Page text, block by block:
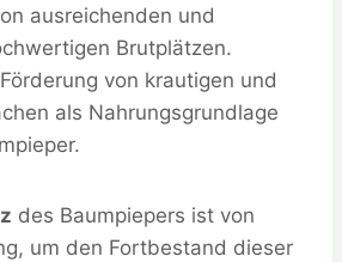
ausreichenden und
Brutplätzen.
von krautigen und
als Nahrungsgrundlage
des Baumpiepers ist von
um den Fortbestand dieser